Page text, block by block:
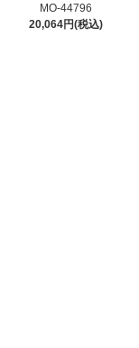
MO-44796
20,064円(税込)